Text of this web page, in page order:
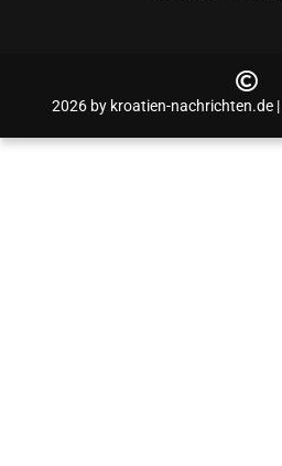
2026 by kroatien-nachrichten.de